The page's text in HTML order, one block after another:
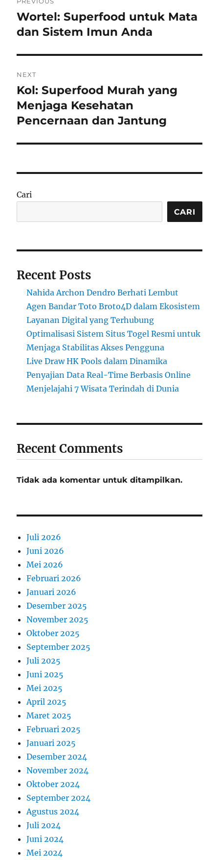
pos
Previous
post:
Wortel: Superfood untuk Mata
dan Sistem Imun Anda
NEXT
Next
post:
Kol: Superfood Murah yang
Menjaga Kesehatan
Pencernaan dan Jantung
Cari
CARI
Recent Posts
Nahida Archon Dendro Berhati Lembut
Agen Bandar Toto Broto4D dalam Ekosistem
Layanan Digital yang Terhubung
Optimalisasi Sistem Situs Togel Resmi untuk
Menjaga Stabilitas Akses Pengguna
Live Draw HK Pools dalam Dinamika
Penyajian Data Real-Time Berbasis Online
Menjelajahi 7 Wisata Terindah di Dunia
Recent Comments
Tidak ada komentar untuk ditampilkan.
Juli 2026
Juni 2026
Mei 2026
Februari 2026
Januari 2026
Desember 2025
November 2025
Oktober 2025
September 2025
Juli 2025
Juni 2025
Mei 2025
April 2025
Maret 2025
Februari 2025
Januari 2025
Desember 2024
November 2024
Oktober 2024
September 2024
Agustus 2024
Juli 2024
Juni 2024
Mei 2024